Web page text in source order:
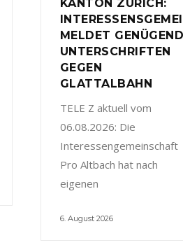
KANTON ZÜRICH:
MELDET
UNTERSCHRIFTEN
GEGEN
GLATTALBAHN
TELE Z aktuell vom
06.08.2026: Die
Interessengemeinschaft
Pro Altbach hat nach
eigenen
6. August 2026